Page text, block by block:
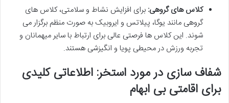
کلاس های گروهی: برای افزایش نشاط و سلامتی، کلاس های
گروهی مانند یوگا، پیلاتس و ایروبیک به صورت منظم برگزار می
شوند. این کلاس ها فرصتی عالی برای ارتباط با سایر میهمانان و
تجربه ورزش در محیطی پویا و انگیزشی هستند.
شفاف سازی در مورد استخر: اطلاعاتی کلیدی
برای اقامتی بی ابهام